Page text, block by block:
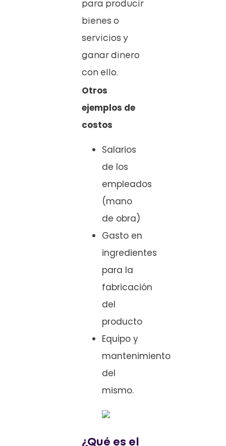
para producir
bienes o
servicios y
ganar dinero
con ello.
Otros
ejemplos de
costos
Salarios
de los
empleados
(mano
de obra)
Gasto en
ingredientes
para la
fabricación
del
producto
Equipo y
mantenimiento
del
mismo.
¿Qué es el